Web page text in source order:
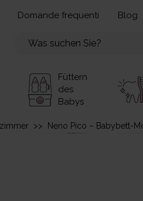
Domande frequenti Blog
Füttern
des
Babys
>> Neno Pico – Babybett-